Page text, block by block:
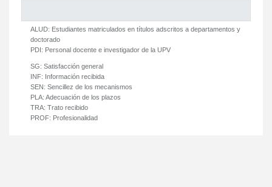
ALUD: Estudiantes matriculados en títulos adscritos a departamentos y
doctorado
PDI: Personal docente e investigador de la UPV
SG: Satisfacción general
INF: Información recibida
SEN: Sencillez de los mecanismos
PLA: Adecuación de los plazos
TRA: Trato recibido
PROF: Profesionalidad